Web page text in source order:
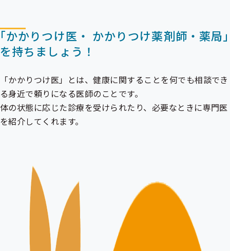
｢かかりつけ医・ かかりつけ薬剤師・薬局｣
を持ちましょう！
「かかりつけ医」とは、健康に関することを何でも相談でき
る身近で頼りになる医師のことです。
体の状態に応じた診療を受けられたり、必要なときに専門医
を紹介してくれます。